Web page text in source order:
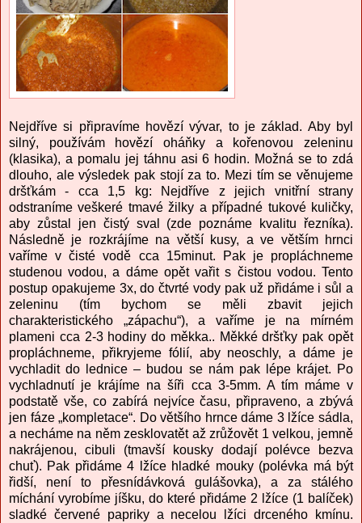
Nejdříve si připravíme hovězí vývar, to je základ. Aby byl
silný, používám hovězí oháňky a kořenovou zeleninu
(klasika), a pomalu jej táhnu asi 6 hodin. Možná se to zdá
dlouho, ale výsledek pak stojí za to. Mezi tím se věnujeme
dršťkám - cca 1,5 kg: Nejdříve z jejich vnitřní strany
odstraníme veškeré tmavé žilky a případné tukové kuličky,
aby zůstal jen čistý sval (zde poznáme kvalitu řezníka).
Následně je rozkrájíme na větší kusy, a ve větším hrnci
vaříme v čisté vodě cca 15minut. Pak je propláchneme
studenou vodou, a dáme opět vařit s čistou vodou. Tento
postup opakujeme 3x, do čtvrté vody pak už přidáme i sůl a
zeleninu (tím bychom se měli zbavit jejich
charakteristického „zápachu“), a vaříme je na mírném
plameni cca 2-3 hodiny do měkka.. Měkké dršťky pak opět
propláchneme, přikryjeme fólií, aby neoschly, a dáme je
vychladit do lednice – budou se nám pak lépe krájet. Po
vychladnutí je krájíme na šíři cca 3-5mm. A tím máme v
podstatě vše, co zabírá nejvíce času, připraveno, a zbývá
jen fáze „kompletace“. Do většího hrnce dáme 3 lžíce sádla,
a necháme na něm zesklovatět až zrůžovět 1 velkou, jemně
nakrájenou, cibuli (tmavší kousky dodají polévce bezva
chuť). Pak přidáme 4 lžíce hladké mouky (polévka má být
řidší, není to přesnídávková gulášovka), a za stálého
míchání vyrobíme jíšku, do které přidáme 2 lžíce (1 balíček)
sladké červené papriky a necelou lžíci drceného kmínu.